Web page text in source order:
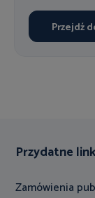
Przejdź
Przydatne
Zamówienia